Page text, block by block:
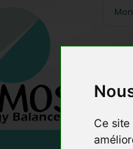
Ce